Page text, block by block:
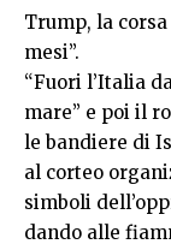
Trump, la
mesi”.
“Fuori l’Italia
mare” e poi il
le bandiere di
al corteo
simboli
dando alle